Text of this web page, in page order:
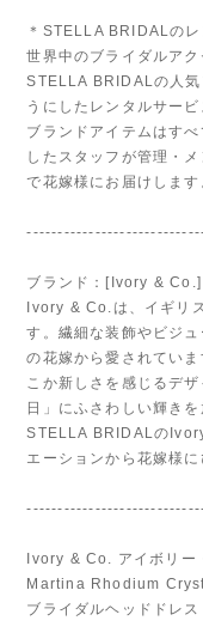
＊STELLA BRIDALのレ
世界中のブライダルア
STELLA BRIDALの人気
うにしたレンタルサービ
ブランドアイテムはす
したスタッフが管理・
で花嫁様にお届けします
ブランド：[Ivory & Co.]
Ivory & Co.は、イギリ
す。繊細な装飾やビジ
の花嫁から愛されてい
こか新しさを感じるデ
日」にふさわしい輝きを
STELLA BRIDALの
エーションから花嫁様
Ivory & Co. アイボリー
Martina Rhodium
ブライダルヘッドドレス